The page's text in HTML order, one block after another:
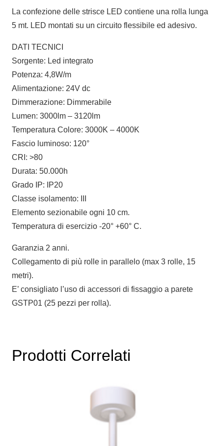
quantità
La confezione delle strisce LED contiene una rolla lunga
5 mt. LED montati su un circuito flessibile ed adesivo.
DATI TECNICI
Sorgente: Led integrato
Potenza: 4,8W/m
Alimentazione: 24V dc
Dimmerazione: Dimmerabile
Lumen: 3000lm – 3120lm
Temperatura Colore: 3000K – 4000K
Fascio luminoso: 120°
CRI: >80
Durata: 50.000h
Grado IP: IP20
Classe isolamento: III
Elemento sezionabile ogni 10 cm.
Temperatura di esercizio -20° +60° C.
Garanzia 2 anni.
Collegamento di più rolle in parallelo (max 3 rolle, 15
metri).
E’ consigliato l’uso di accessori di fissaggio a parete
GSTP01 (25 pezzi per rolla).
Prodotti Correlati